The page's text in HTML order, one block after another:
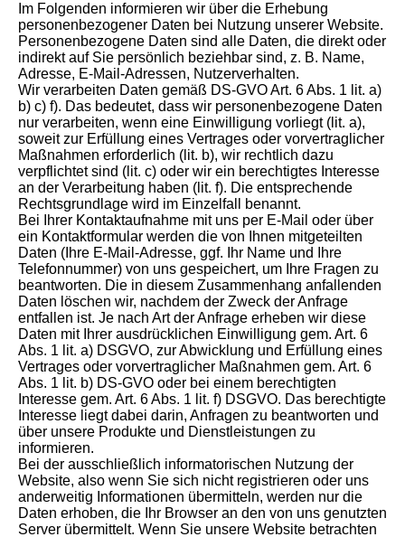
Im Folgenden informieren wir über die Erhebung
personenbezogener Daten bei Nutzung unserer Website.
Personenbezogene Daten sind alle Daten, die direkt oder
indirekt auf Sie persönlich beziehbar sind, z. B. Name,
Adresse, E-Mail-Adressen, Nutzerverhalten.
Wir verarbeiten Daten gemäß DS-GVO Art. 6 Abs. 1 lit. a)
b) c) f). Das bedeutet, dass wir personenbezogene Daten
nur verarbeiten, wenn eine Einwilligung vorliegt (lit. a),
soweit zur Erfüllung eines Vertrages oder vorvertraglicher
Maßnahmen erforderlich (lit. b), wir rechtlich dazu
verpflichtet sind (lit. c) oder wir ein berechtigtes Interesse
an der Verarbeitung haben (lit. f). Die entsprechende
Rechtsgrundlage wird im Einzelfall benannt.
Bei Ihrer Kontaktaufnahme mit uns per E-Mail oder über
ein Kontaktformular werden die von Ihnen mitgeteilten
Daten (Ihre E-Mail-Adresse, ggf. Ihr Name und Ihre
Telefonnummer) von uns gespeichert, um Ihre Fragen zu
beantworten. Die in diesem Zusammenhang anfallenden
Daten löschen wir, nachdem der Zweck der Anfrage
entfallen ist. Je nach Art der Anfrage erheben wir diese
Daten mit Ihrer ausdrücklichen Einwilligung gem. Art. 6
Abs. 1 lit. a) DSGVO, zur Abwicklung und Erfüllung eines
Vertrages oder vorvertraglicher Maßnahmen gem. Art. 6
Abs. 1 lit. b) DS-GVO oder bei einem berechtigten
Interesse gem. Art. 6 Abs. 1 lit. f) DSGVO. Das berechtigte
Interesse liegt dabei darin, Anfragen zu beantworten und
über unsere Produkte und Dienstleistungen zu
informieren.
Bei der ausschließlich informatorischen Nutzung der
Website, also wenn Sie sich nicht registrieren oder uns
anderweitig Informationen übermitteln, werden nur die
Daten erhoben, die Ihr Browser an den von uns genutzten
Server übermittelt. Wenn Sie unsere Website betrachten